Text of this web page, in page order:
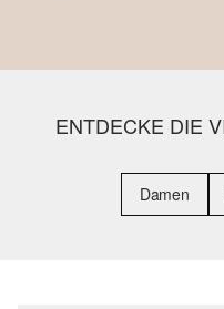
ENTDECKE DIE
Damen